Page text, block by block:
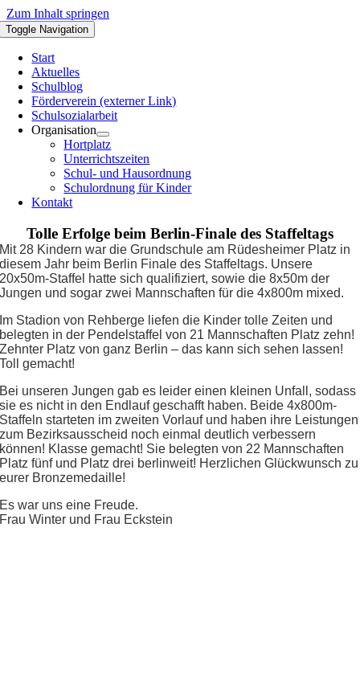
Zum Inhalt springen
Toggle Navigation
Start
Aktuelles
Schulblog
Förderverein (externer Link)
Schulsozialarbeit
Organisation
Hortplatz
Unterrichtszeiten
Schul- und Hausordnung
Schulordnung für Kinder
Kontakt
Tolle Erfolge beim Berlin-Finale des Staffeltags
Mit 28 Kindern war die Grundschule am Rüdesheimer Platz in
diesem Jahr beim Berlin Finale des Staffeltags. Unsere
20x50m-Staffel hatte sich qualifiziert, sowie die 8x50m der
Jungen und sogar zwei Mannschaften für die 4x800m mixed.
Im Stadion von Rehberge liefen die Kinder tolle Zeiten und
belegten in der Pendelstaffel von 21 Mannschaften Platz zehn!
Zehnter Platz von ganz Berlin – das kann sich sehen lassen!
Toll gemacht!
Bei unseren Jungen gab es leider einen kleinen Unfall, sodass
sie es nicht in den Endlauf geschafft haben. Beide 4x800m-
Staffeln starteten im zweiten Vorlauf und haben ihre Leistungen
zum Bezirksausscheid noch einmal deutlich verbessern
können! Klasse gemacht! Sie belegten von 22 Mannschaften
Platz fünf und Platz drei berlinweit! Herzlichen Glückwunsch zu
eurer Bronzemedaille!
Es war uns eine Freude.
Frau Winter und Frau Eckstein